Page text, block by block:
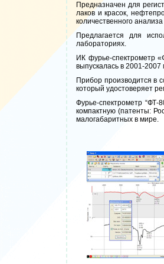
Предназначен для
лаков и красок,
количественного
Предлагается для
лабораториях.
ИК фурье-спектрометр
выпускалась в 2001-
Прибор производится в
который удостоверяет
Фурье-спектрометр “ФТ-
компактную (патенты:
малогабаритных в мире.